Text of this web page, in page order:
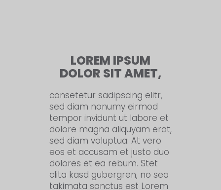
LOREM IPSUM
DOLOR SIT AMET,
consetetur sadipscing elitr,
sed diam nonumy eirmod
tempor invidunt ut labore et
dolore magna aliquyam erat,
sed diam voluptua. At vero
eos et accusam et justo duo
dolores et ea rebum. Stet
clita kasd gubergren, no sea
takimata sanctus est Lorem